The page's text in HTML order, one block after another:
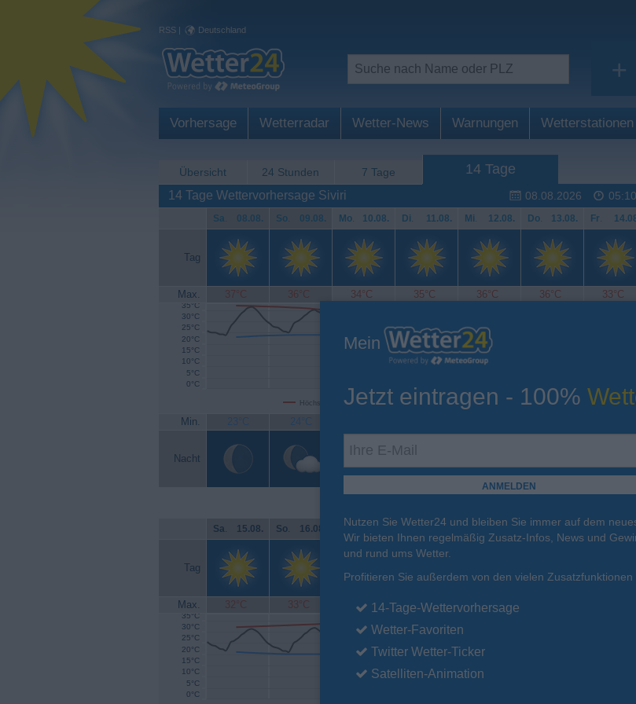
RSS | Deutschland
+
Vorhersage Wetterradar Wetter-News Warnungen Wetterstationen
Übersicht 24 Stunden 7 Tage 14 Tage
08.08.2026 05:10
14 Tage Wettervorhersage Siviri
Sa. 08.08. So. 09.08. Mo. 10.08. Di. 11.08. Mi. 12.08. Do. 13.08. Fr.
Tag
Max. 37°C 36°C 34°C 35°C 36°C 36°C 33°C
Höchsttemperatur Tiefsttemperatur Aktuelle Temperatur
0°C
5°C
10°C
15°C
20°C
25°C
30°C
35°C
Min. 23°C 24°C
Nacht
Sa. 15.08. So. 16.08. Mo. 17.08. Di . 18.08. Mi. 19.08. Do. 20.08. Fr .
Tag
Max. 32°C 33°C 34°C 34°C 34°C
0°C
5°C
10°C
15°C
20°C
25°C
30°C
35°C
Mein
Jetzt eintragen - 100%
Nutzen Sie Wetter24 und bleiben Sie immer auf dem
Wir bieten Ihnen regelmäßig Zusatz-Infos, News und
und rund ums Wetter.
Profitieren Sie außerdem von den vielen Zusatzfunktionen
14-Tage-Wettervorhersage
Wetter-Favoriten
Twitter Wetter-Ticker
Satelliten-Animation